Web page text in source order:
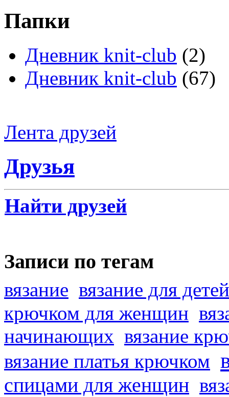
Папки
Дневник knit-club (2)
Дневник knit-club (67)
Лента друзей
Друзья
Найти друзей
Записи по тегам
вязание вязание для детей
крючком для женщин
начинающих вязание
вязание платья крючком
спицами для женщин